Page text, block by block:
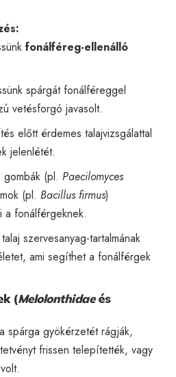
fonálféreg-ellenálló
spárgát fonálféreggel
vetésforgó javasolt.
előtt érdemes talajvizsgálattal
jelenlétét.
gombák (pl. Paecilomyces
(pl. Bacillus firmus)
a fonálférgeknek.
szervesanyag-tartalmának
ami segíthet a fonálférgek
(Melolonthidaeés
spárga gyökérzetét rágják,
frissen telepítették, vagy